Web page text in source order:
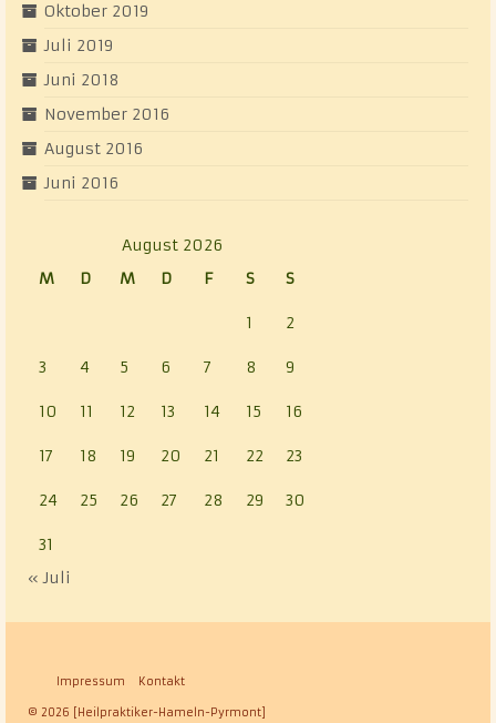
Oktober 2019
Juli 2019
Juni 2018
November 2016
August 2016
Juni 2016
August 2026
M
D M D F S S
1 2
3 4 5 6 7 8 9
10 11 12 13 14 15 16
17 18 19 20 21 22 23
24 25 26 27 28 29 30
31
« Juli
Impressum Kontakt
© 2026 [Heilpraktiker-Hameln-Pyrmont]